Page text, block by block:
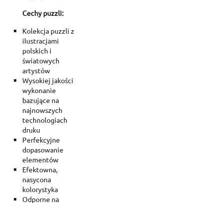
Cechy puzzli:
Kolekcja puzzli z
ilustracjami
polskich i
światowych
artystów
Wysokiej jakości
wykonanie
bazujące na
najnowszych
technologiach
druku
Perfekcyjne
dopasowanie
elementów
Efektowna,
nasycona
kolorystyka
Odporne na